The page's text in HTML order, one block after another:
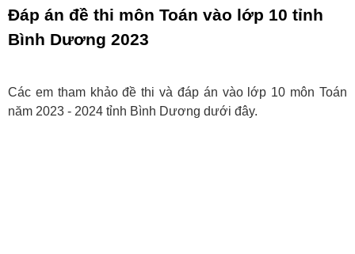
Đáp án đề thi môn Toán vào lớp 10 tỉnh
Bình Dương 2023
Các em tham khảo đề thi và đáp án vào lớp 10 môn Toán
năm 2023 - 2024 tỉnh Bình Dương dưới đây.